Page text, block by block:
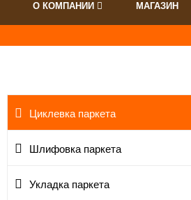
О КОМПАНИИ МАГАЗИН
Циклевка паркета
Шлифовка паркета
Укладка паркета